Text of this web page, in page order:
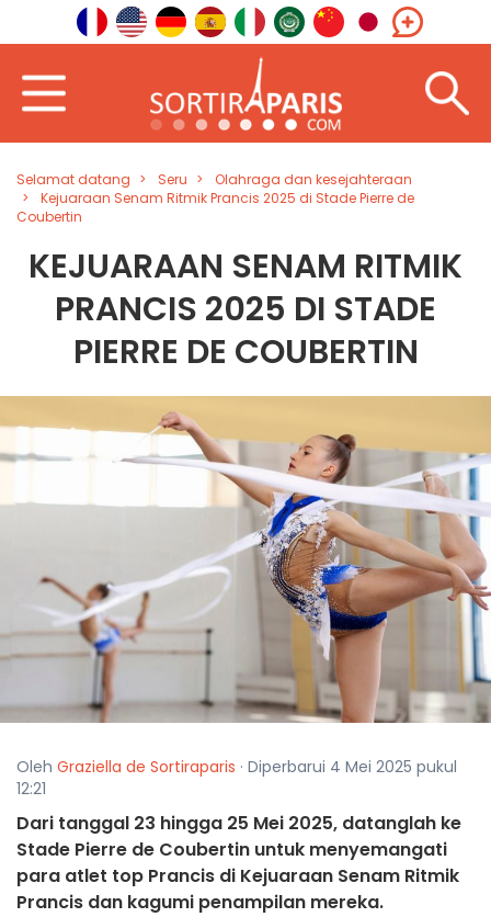
Selamat datang Seru
Olahraga dan kesejahteraan
Kejuaraan Senam Ritmik Prancis 2025 di Stade Pierre de
Coubertin
KEJUARAAN SENAM RITMIK
PRANCIS 2025 DI STADE
PIERRE DE COUBERTIN
Oleh Graziella de Sortiraparis · Diperbarui 4 Mei 2025 pukul
12:21
Dari tanggal 23 hingga 25 Mei 2025, datanglah ke
Stade Pierre de Coubertin untuk menyemangati
para atlet top Prancis di Kejuaraan Senam Ritmik
Prancis dan kagumi penampilan mereka.